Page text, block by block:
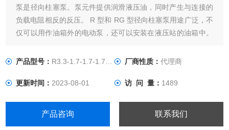
泵是径向柱塞泵。泵元件提供润滑液压油，同时产生与连接的
负载电阻相反的反压。 R 型和 RG 型径向柱塞泵用途广泛，不
仅可以用作油箱外的电动泵，还可以安装在液压站的油箱中。
安装容量可达 30 kW，具体取决于尺寸。
产品型号： R3.3-1.7-1.7-1.7-1.7A 厂商性质： 代理商
更新时间：2023-08-01 访 问 量： 1489
产品咨询 联系我们